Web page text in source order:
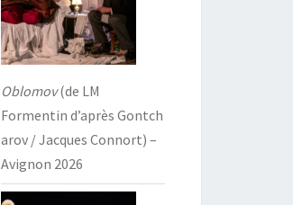
Oblomov(de LM
Formentin d’après Gontch
arov / Jacques Connort) –
Avignon 2026